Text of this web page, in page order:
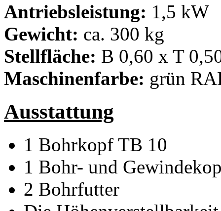
Antriebsleistung: 1,5 kW
Gewicht: ca. 300 kg
Stellfläche: B 0,60 x T
Maschinenfarbe: grün
Ausstattung
1 Bohrkopf TB 10
1 Bohr- und
2 Bohrfutter